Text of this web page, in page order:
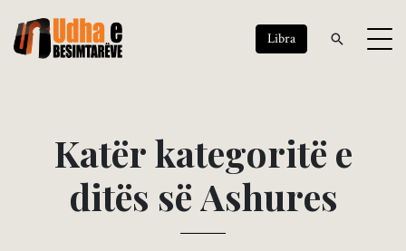
Libra
Katërkategoritë e
ditës sëAshures